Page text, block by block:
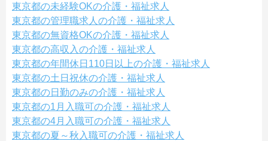
東京都の未経験OKの介護・福祉求人
東京都の管理職求人の介護・福祉求人
東京都の無資格OKの介護・福祉求人
東京都の高収入の介護・福祉求人
東京都の年間休日110日以上の介護・福祉求人
東京都の土日祝休の介護・福祉求人
東京都の日勤のみの介護・福祉求人
東京都の1月入職可の介護・福祉求人
東京都の4月入職可の介護・福祉求人
東京都の夏～秋入職可の介護・福祉求人